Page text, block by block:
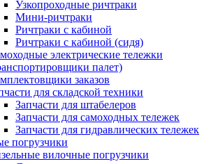
Узкопроходные ричтраки
Мини-ричтраки
Ричтраки с кабиной
Ричтраки с кабиной (сидя)
электрические тележки
палет)
заказов
для складской техники
Запчасти для штабелеров
Запчасти для самоходных тележек
Запчасти для гидравлических тележек
погрузчики
вилочные погрузчики